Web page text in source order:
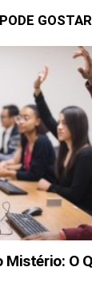
GOSTAR
Mistério: O